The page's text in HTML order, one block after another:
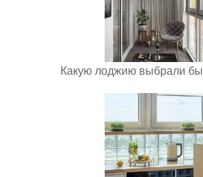
Какую лоджию выбрали